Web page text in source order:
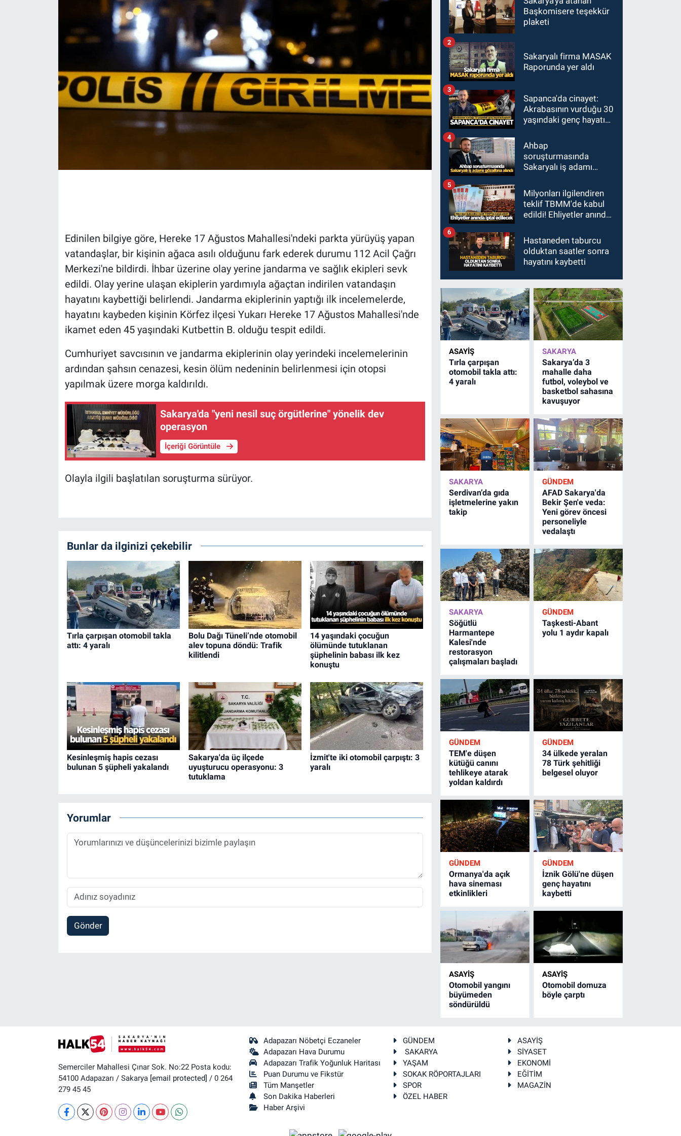
Edinilen bilgiye göre, Hereke 17 Ağustos Mahallesi'ndeki parkta yürüyüş yapan
vatandaşlar, bir kişinin ağaca asılı olduğunu fark ederek durumu 112 Acil Çağrı
Merkezi'ne bildirdi. İhbar üzerine olay yerine jandarma ve sağlık ekipleri sevk
edildi. Olay yerine ulaşan ekiplerin yardımıyla ağaçtan indirilen vatandaşın
hayatını kaybettiği belirlendi. Jandarma ekiplerinin yaptığı ilk incelemelerde,
hayatını kaybeden kişinin Körfez ilçesi Yukarı Hereke 17 Ağustos Mahallesi'nde
ikamet eden 45 yaşındaki Kutbettin B. olduğu tespit edildi.
Cumhuriyet savcısının ve jandarma ekiplerinin olay yerindeki incelemelerinin
ardından şahsın cenazesi, kesin ölüm nedeninin belirlenmesi için otopsi
yapılmak üzere morga kaldırıldı.
Sakarya'da "yeni nesil suç örgütlerine" yönelik dev
operasyon
İçeriği Görüntüle
Olayla ilgili başlatılan soruşturma sürüyor.
Bunlar da ilginizi çekebilir
Tırla çarpışan otomobil takla
attı: 4 yaralı
Bolu Dağı Tüneli’nde otomobil
alev topuna döndü: Trafik
kilitlendi
14 yaşındaki çocuğun
ölümünde tutuklanan
şüphelinin babası ilk kez
konuştu
Kesinleşmiş hapis cezası
bulunan 5 şüpheli yakalandı
Sakarya'da üç ilçede
uyuşturucu operasyonu: 3
tutuklama
İzmit'te iki otomobil çarpıştı: 3
yaralı
Yorumlar
Gönder
Başkomisere teşekkür
plaketi
Sakaryalı firma MASAK
Raporunda yer aldı
2
Sapanca'da cinayet:
Akrabasının vurduğu 30
yaşındaki genç hayatını
3
Ahbap
soruşturmasında
Sakaryalı iş adamı
4
Milyonları ilgilendiren
teklif TBMM'de kabul
edildi! Ehliyetler anında
5
Hastaneden taburcu
olduktan saatler sonra
hayatını kaybetti
6
ASAYİŞ
Tırla çarpışan
otomobil takla attı:
4 yaralı
SAKARYA
Sakarya’da 3
mahalle daha
futbol, voleybol ve
basketbol sahasına
kavuşuyor
SAKARYA
Serdivan’da gıda
işletmelerine yakın
takip
GÜNDEM
AFAD Sakarya'da
Bekir Şen'e veda:
Yeni görev öncesi
personeliyle
vedalaştı
SAKARYA
Söğütlü
Harmantepe
Kalesi'nde
restorasyon
çalışmaları başladı
GÜNDEM
Taşkesti-Abant
yolu 1 aydır kapalı
GÜNDEM
TEM'e düşen
kütüğü canını
tehlikeye atarak
yoldan kaldırdı
GÜNDEM
34 ülkede yeralan
78 Türk şehitliği
belgesel oluyor
GÜNDEM
Ormanya'da açık
hava sineması
etkinlikleri
GÜNDEM
İznik Gölü'ne düşen
genç hayatını
kaybetti
ASAYİŞ
Otomobil yangını
büyümeden
söndürüldü
ASAYİŞ
Otomobil domuza
böyle çarptı
Semerciler Mahallesi Çınar Sok. No:22 Posta kodu:
54100 Adapazarı / Sakarya [email protected] / 0 264
279 45 45
Adapazarı Nöbetçi Eczaneler
Adapazarı Hava Durumu
Adapazarı Trafik Yoğunluk Haritası
Puan Durumu ve Fikstür
Tüm Manşetler
Son Dakika Haberleri
Haber Arşivi
GÜNDEM
ASAYİŞ
SAKARYA
SİYASET
YAŞAM
EKONOMİ
SOKAK RÖPORTAJLARI
EĞİTİM
SPOR
MAGAZİN
ÖZEL HABER
MAGAZİN
ÖZEL HABER
HALK54 PANORAMA